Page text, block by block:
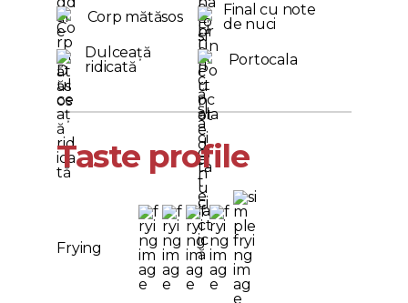
Corp mătăsos
Final cu note
de nuci
Dulceață
ridicată
Portocala
Taste profile
Frying